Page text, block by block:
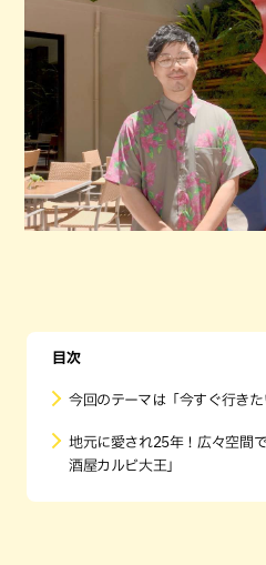
目次
今回のテーマは「今すぐ行き
地元に愛され25年！広々空間
酒屋カルビ大王」